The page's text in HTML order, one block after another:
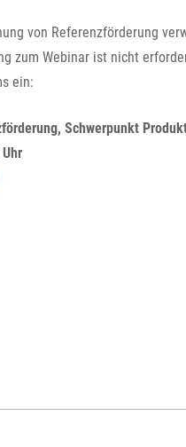
von Referenzförderung
zum Webinar ist nicht
ein:
Schwerpunkt